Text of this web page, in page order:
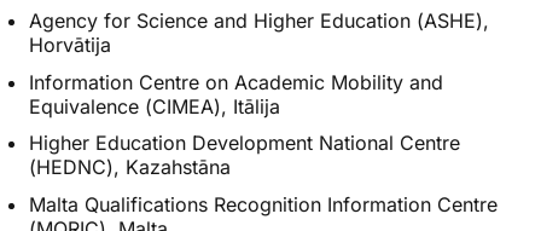
Agency for Science and Higher Education (ASHE),
Horvātija
Information Centre on Academic Mobility and
Equivalence (CIMEA), Itālija
Higher Education Development National Centre
(HEDNC), Kazahstāna
Malta Qualifications Recognition Information Centre